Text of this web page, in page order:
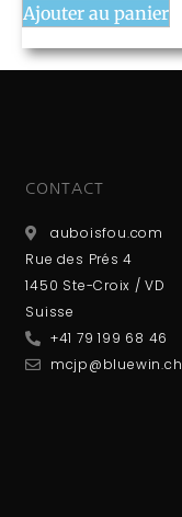
Ajouter au panier
CONTACT
auboisfou.com
Rue des Prés 4
1450 Ste-Croix / VD
Suisse
+41 79 199 68 46
mcjp@bluewin.ch